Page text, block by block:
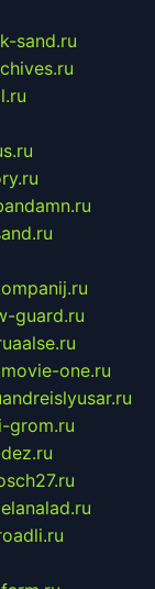
sand.ru
guard.ru
aalse.ru
movie-one.ru
andreislyusar.ru
grom.ru